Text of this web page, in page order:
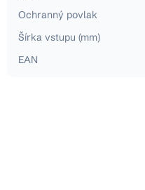
Ochranný povlak
Šírka vstupu (mm)
EAN